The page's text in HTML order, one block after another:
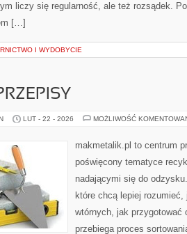
liczy się regularność, ale też rozsądek.
[…]
I WYDOBYCIE
LUT - 22 - 2026 MOŻLIWOŚĆ
makmetalik.pl to centrum
poświęcony tematyce
nadającymi się do
które chcą lepiej rozumieć,
wtórnych, jak przygotować
przebiega proces